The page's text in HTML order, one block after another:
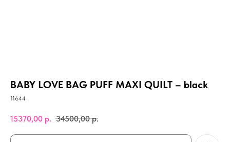
BABY LOVE BAG PUFF MAXI QUILT – black
11644
15370,00 р. 34500,00 р.